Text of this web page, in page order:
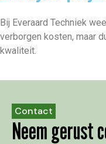
Bij Everaard Techniek
verborgen kosten, maar
kwaliteit.
Contact
Neem gerust